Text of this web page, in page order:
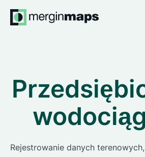
Rejestrowanie danych